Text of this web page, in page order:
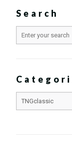
Search